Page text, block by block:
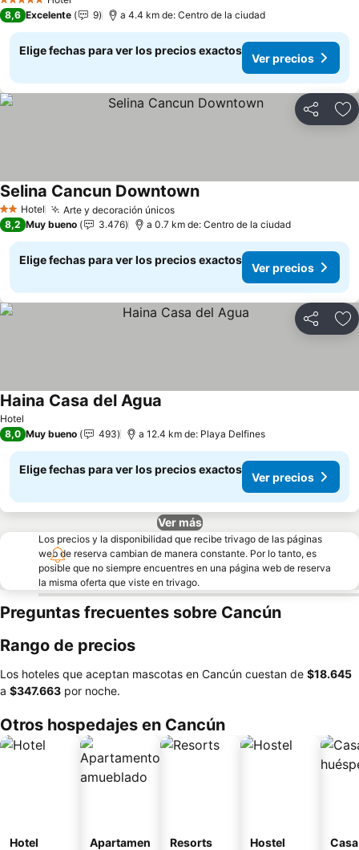
5 Estrellas
8,6 Excelente 9 a 4.4 km de: Centro de la ciudad
Elige fechas para ver los precios exactos
Ver precios
Compartir
2 Estrellas
Hotel Arte y decoración únicosVer precios
Selina Cancun DowntownVer precios
8,2 Muy bueno 3.476 a 0.7 km de: Centro de la ciudad
Elige fechas para ver los precios exactos
Ver precios
Compartir
Hotel
Haina Casa del Agua
8,0 Muy bueno 493 a 12.4 km de: Playa Delfines
Elige fechas para ver los precios exactos
Ver precios
Ver más
Los precios y la disponibilidad que recibe trivago de las páginas
web de reserva cambian de manera constante. Por lo tanto, es
posible que no siempre encuentres en una página web de reserva
la misma oferta que viste en trivago.
Preguntas frecuentes sobre Cancún
Rango de precios
Los hoteles que aceptan mascotas en Cancún cuestan de ‎$18.645
a ‎$347.663 por noche.
Otros hospedajes en Cancún
Hotel
Apartamen
Resorts Hostel